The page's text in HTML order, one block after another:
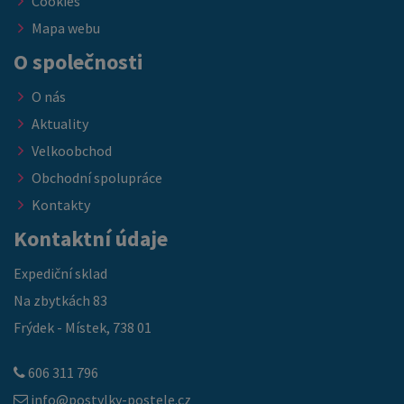
Mapa webu
O společnosti
O nás
Aktuality
Velkoobchod
Obchodní spolupráce
Kontakty
Kontaktní údaje
Expediční sklad
Na zbytkách 83
Frýdek - Místek, 738 01
606 311 796
info@postylky-postele.cz